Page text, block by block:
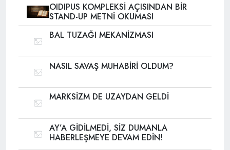
OIDIPUS KOMPLEKSİ AÇISINDAN BİR
STAND-UP METNİ OKUMASI
BAL TUZAĞI MEKANİZMASI
NASIL SAVAŞ MUHABİRİ OLDUM?
MARKSİZM DE UZAYDAN GELDİ
AY’A GİDİLMEDİ, SİZ DUMANLA
HABERLEŞMEYE DEVAM EDİN!